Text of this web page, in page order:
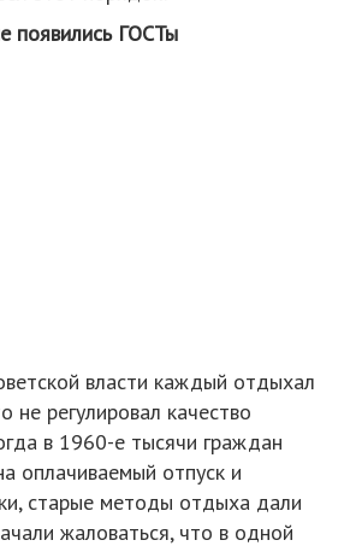
появились ГОСТы
власти каждый отдыхал
не регулировал качество
в 1960-е тысячи граждан
оплачиваемый отпуск и
старые методы отдыха дали
жаловаться, что в одной